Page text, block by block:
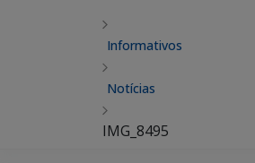
Informativos
Notícias
IMG_8495